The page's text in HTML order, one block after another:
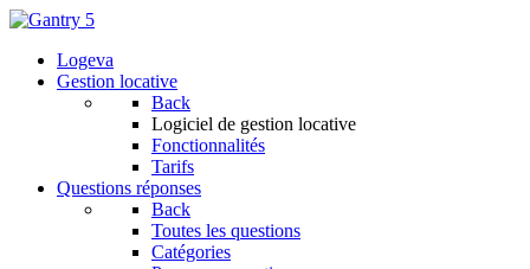
Logeva
Gestion locative
Back
Logiciel de gestion locative
Fonctionnalités
Tarifs
Questions réponses
Back
Toutes les questions
Catégories